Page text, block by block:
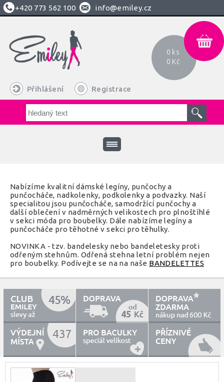
+420 773 562 100 info@emiley.cz
Přihlášení Registrace
0 ks
0 Kč
Nabízíme kvalitní dámské legíny, punčochy a
punčocháče, nadkolenky, podkolenky a podvazky. Naší
specialitou jsou punčocháče, samodržící punčochy a
další oblečení v nadměrných velikostech pro plnoštíhlé
v sekci móda pro boubelky. Dále nabízíme legíny a
punčocháče pro těhotné v sekci pro těhulky.
NOVINKA - tzv. bandelesky nebo bandeletesky proti
odřeným stehnům. Odřená stehna letní problém nejen
pro boubelky. Podívejte se na na naše BANDELETTES
45 600
437